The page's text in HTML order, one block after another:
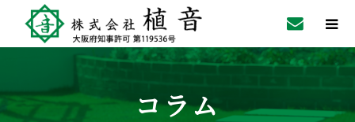
コラム